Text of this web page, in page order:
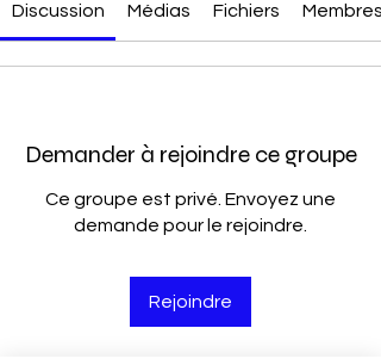
Discussion Médias Fichiers Membres
Demander à rejoindre ce groupe
Ce groupe est privé. Envoyez une
demande pour le rejoindre.
Rejoindre